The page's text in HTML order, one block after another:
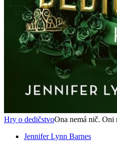
Hry o dedičstvoOna nemá nič. Oni
Jennifer Lynn Barnes